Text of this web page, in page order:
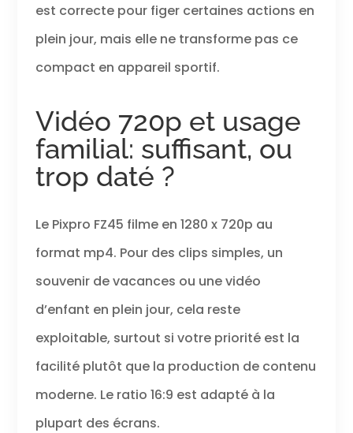
est correcte pour figer certaines actions en
plein jour, mais elle ne transforme pas ce
compact en appareil sportif.
Vidéo 720p et usage
familial: suffisant, ou
trop daté ?
Le Pixpro FZ45 filme en 1280 x 720p au
format mp4. Pour des clips simples, un
souvenir de vacances ou une vidéo
d’enfant en plein jour, cela reste
exploitable, surtout si votre priorité est la
facilité plutôt que la production de contenu
moderne. Le ratio 16:9 est adapté à la
plupart des écrans.